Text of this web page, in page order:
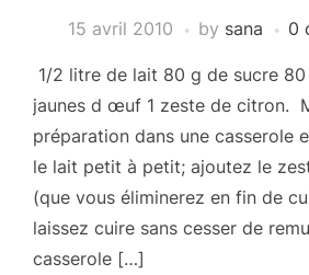
15 avril 2010 by sana 0
1/2 litre de lait 80 g de sucre
jaunes d œuf 1 zeste de citron.
préparation dans une casserole
le lait petit à petit; ajoutez le
(que vous éliminerez en fin de
laissez cuire sans cesser de
casserole […]